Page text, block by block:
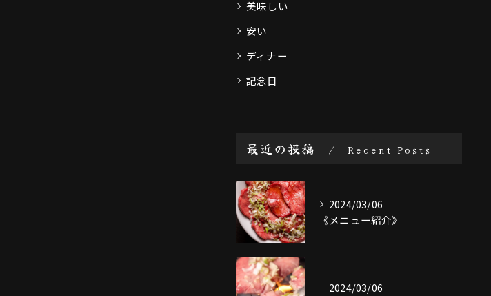
美味しい
安い
ディナー
記念日
最近の投稿 Recent Posts
2024/03/06
《メニュー紹介》
2024/03/06